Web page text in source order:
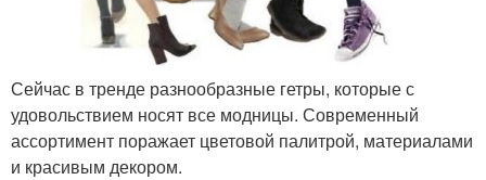
Сейчас в тренде разнообразные гетры, которые с
удовольствием носят все модницы. Современный
ассортимент поражает цветовой палитрой, материалами
и красивым декором.